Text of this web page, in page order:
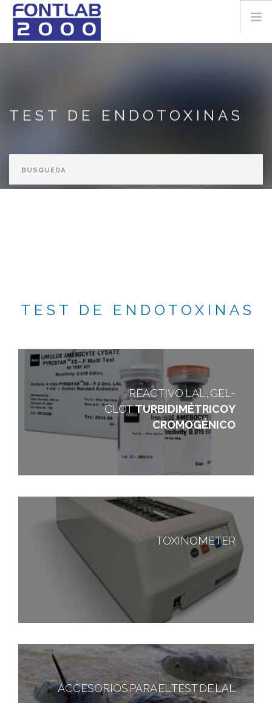
Pasar al contenido principal
TEST DE ENDOTOXINAS
TEST DE ENDOTOXINAS
REACTIVO LAL, GEL-
CLOTTURBIDIMÉTRICO Y
CROMOGÉNICO
TOXINOMETER
ACCESORIOS PARA EL TEST DE LAL